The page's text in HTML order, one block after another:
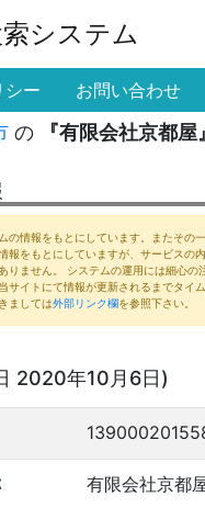
システム
シー お問い合わせ
の 『有限会社京都屋』
の情報をもとにしています。またその
報をもとにしていますが、サービスの
りません。 システムの運用には細心の
サイトにて情報が更新されるまでタイム
ましては外部リンク欄を参照下さい。
2020年10月6日)
有限会社京都